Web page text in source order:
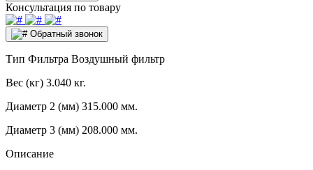
Консультация по товару
Обратный звонок
Тип Фильтра Воздушный фильтр
Вес (кг) 3.040 кг.
Диаметр 2 (мм) 315.000 мм.
Диаметр 3 (мм) 208.000 мм.
Описание